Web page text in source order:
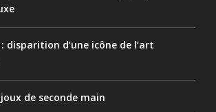
disparition d’une icône de l’art
de seconde main